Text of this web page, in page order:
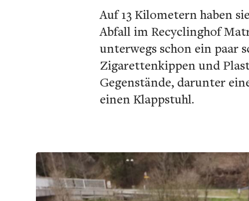
Auf 13 Kilometern haben
Abfall im Recyclinghof
unterwegs schon ein paar
Zigarettenkippen und
Gegenstände, darunter
einen Klappstuhl.